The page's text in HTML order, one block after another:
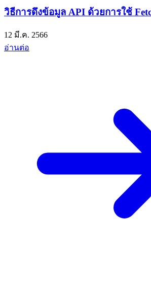
วิธีการดึงข้อมูล API ด้วยการใช้
12 มี.ค. 2566
อ่านต่อ